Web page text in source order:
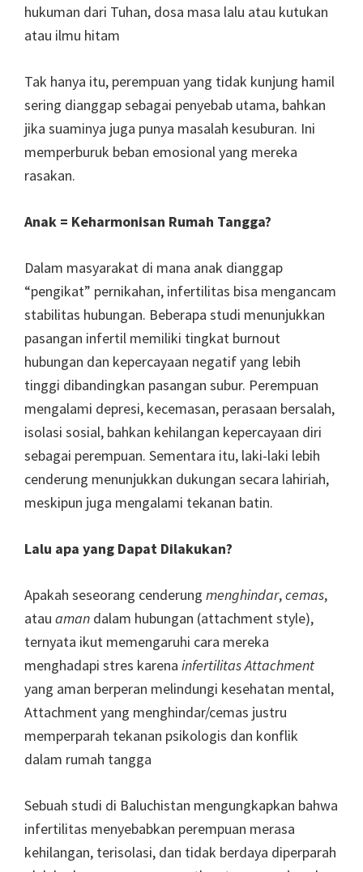
hukuman dari Tuhan, dosa masa lalu atau kutukan
atau ilmu hitam
Tak hanya itu, perempuan yang tidak kunjung hamil
sering dianggap sebagai penyebab utama, bahkan
jika suaminya juga punya masalah kesuburan. Ini
memperburuk beban emosional yang mereka
rasakan.
Anak = Keharmonisan Rumah Tangga?
Dalam masyarakat di mana anak dianggap
“pengikat” pernikahan, infertilitas bisa mengancam
stabilitas hubungan. Beberapa studi menunjukkan
pasangan infertil memiliki tingkat burnout
hubungan dan kepercayaan negatif yang lebih
tinggi dibandingkan pasangan subur. Perempuan
mengalami depresi, kecemasan, perasaan bersalah,
isolasi sosial, bahkan kehilangan kepercayaan diri
sebagai perempuan. Sementara itu, laki-laki lebih
cenderung menunjukkan dukungan secara lahiriah,
meskipun juga mengalami tekanan batin.
Lalu apa yang Dapat Dilakukan?
Apakah seseorang cenderung menghindar,cemas,
atau aman dalam hubungan (attachment style),
ternyata ikut memengaruhi cara mereka
menghadapi stres karena infertilitas Attachment
yang aman berperan melindungi kesehatan mental,
Attachment yang menghindar/cemas justru
memperparah tekanan psikologis dan konflik
dalam rumah tangga
Sebuah studi di Baluchistan mengungkapkan bahwa
infertilitas menyebabkan perempuan merasa
kehilangan, terisolasi, dan tidak berdaya diperparah